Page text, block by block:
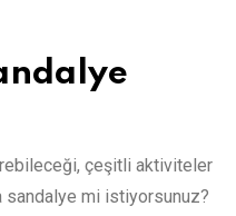
çeşitli aktiviteler
mi istiyorsunuz?